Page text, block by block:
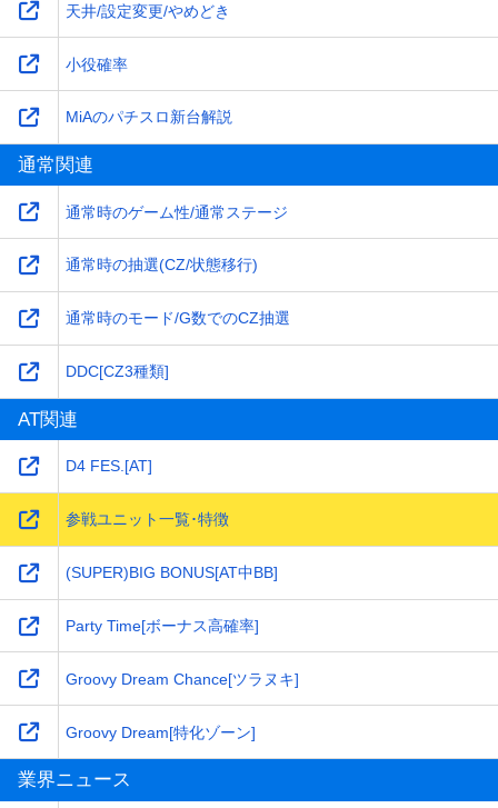
天井/設定変更/やめどき
小役確率
MiAのパチスロ新台解説
通常関連
通常時のゲーム性/通常ステージ
通常時の抽選(CZ/状態移行)
通常時のモード/G数でのCZ抽選
DDC[CZ3種類]
AT関連
D4 FES.[AT]
参戦ユニット一覧･特徴
(SUPER)BIG BONUS[AT中BB]
Party Time[ボーナス高確率]
Groovy Dream Chance[ツラヌキ]
Groovy Dream[特化ゾーン]
業界ニュース